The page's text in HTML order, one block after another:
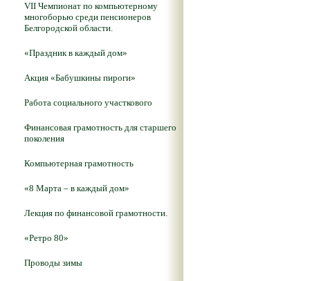
VII Чемпионат по компьютерному
многоборью среди пенсионеров
Белгородской области.
«Праздник в каждый дом»
Акция «Бабушкины пироги»
Работа социального участкового
Финансовая грамотность для старшего
поколения
Компьютерная грамотность
«8 Марта – в каждый дом»
Лекция по финансовой грамотности.
«Ретро 80»
Проводы зимы